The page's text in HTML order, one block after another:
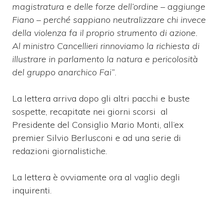
magistratura e delle forze dell’ordine – aggiunge
Fiano – perché sappiano neutralizzare chi invece
della violenza fa il proprio strumento di azione.
Al ministro Cancellieri rinnoviamo la richiesta di
illustrare in parlamento la natura e pericolosità
del gruppo anarchico Fai”.
La lettera arriva dopo gli altri pacchi e buste
sospette, recapitate nei giorni scorsi al
Presidente del Consiglio Mario Monti, all’ex
premier Silvio Berlusconi e ad una serie di
redazioni giornalistiche.
La lettera è ovviamente ora al vaglio degli
inquirenti.